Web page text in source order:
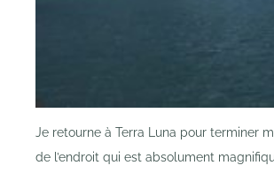
Je retourne à Terra Luna pour terminer
de l’endroit qui est absolument